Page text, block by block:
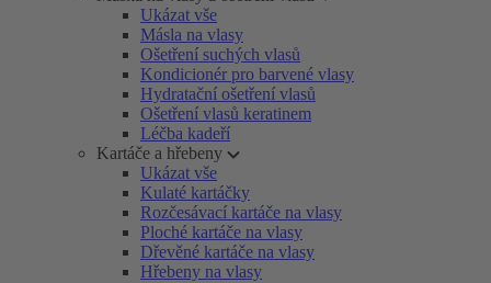
Ukázat vše
Másla na vlasy
Ošetření suchých vlasů
Kondicionér pro barvené vlasy
Hydratační ošetření vlasů
Ošetření vlasů keratinem
Léčba kadeří
Kartáče a hřebeny
Ukázat vše
Kulaté kartáčky
Rozčesávací kartáče na vlasy
Ploché kartáče na vlasy
Dřevěné kartáče na vlasy
Hřebeny na vlasy